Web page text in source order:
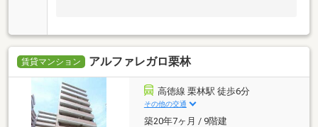
賃貸マンション アルファレガロ栗林
高徳線 栗林駅 徒歩6分
その他の交通
築20年7ヶ月 / 9階建